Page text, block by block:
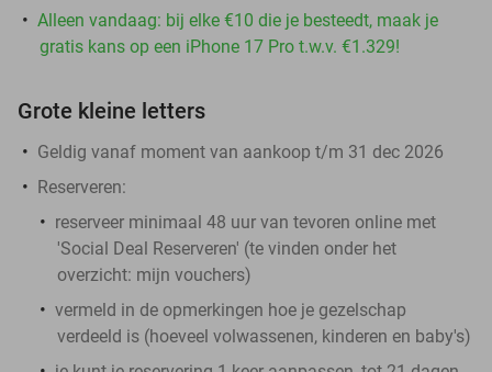
Alleen vandaag: bij elke €10 die je besteedt, maak je
gratis kans op een iPhone 17 Pro t.w.v. €1.329!
Grote kleine letters
Geldig vanaf moment van aankoop t/m 31 dec 2026
Reserveren:
reserveer minimaal 48 uur van tevoren online met
'Social Deal Reserveren' (te vinden onder het
overzicht: mijn vouchers)
vermeld in de opmerkingen hoe je gezelschap
verdeeld is (hoeveel volwassenen, kinderen en baby's)